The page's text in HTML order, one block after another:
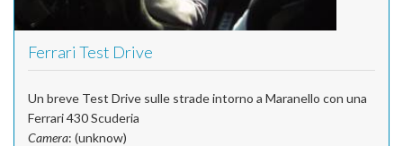
Ferrari Test Drive
Un breve Test Drive sulle strade intorno a Maranello con una
Ferrari 430 Scuderia
Camera: (unknow)